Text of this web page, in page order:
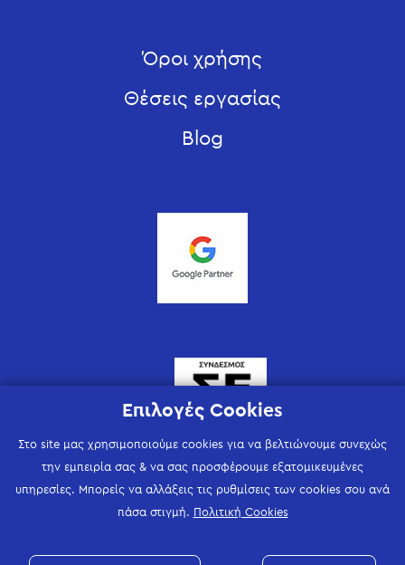
Όροι χρήσης
Θέσεις εργασίας
Blog
Επιλογές Cookies
Στο site μας χρησιμοποιούμε cookies για να βελτιώνουμε συνεχώς
την εμπειρία σας & να σας προσφέρουμε εξατομικευμένες
υπηρεσίες. Μπορείς να αλλάξεις τις ρυθμίσεις των cookies σου ανά
πάσα στιγμή. Πολιτική Cookies